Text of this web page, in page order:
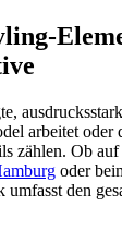
arbeitet oder
zählen. Ob auf
oder
umfasst den